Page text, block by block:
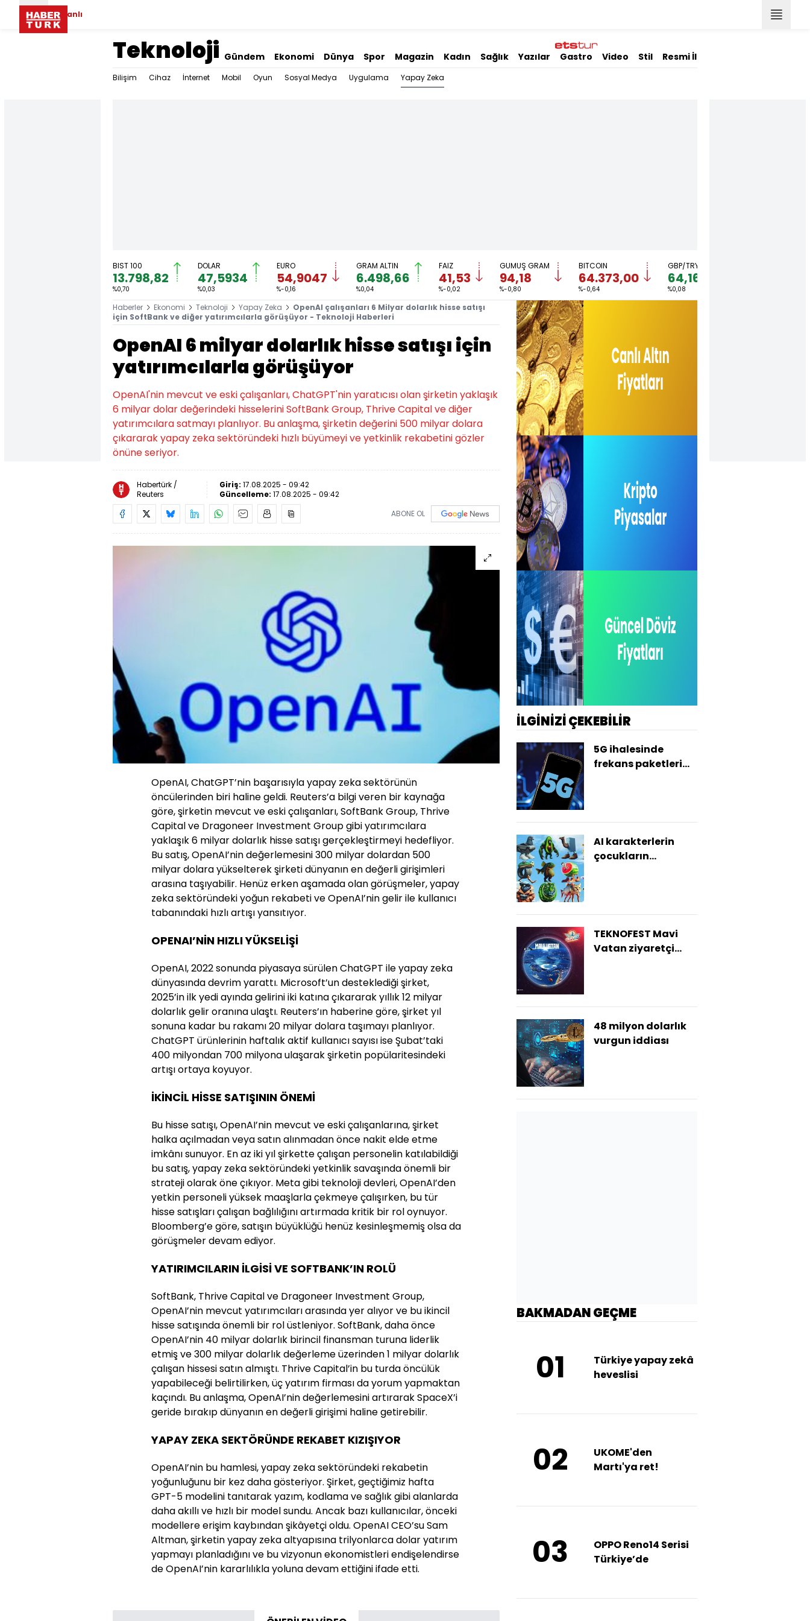
Canlı
Teknoloji Gündem Ekonomi Dünya Spor Magazin Kadın Sağlık Yazılar Gastro Video Stil Resmi İlanlar
Bilişim Cihaz İnternet Mobil Oyun Sosyal Medya Uygulama Yapay Zeka
BIST 100
13.798,82
%0,70
DOLAR
47,5934
%0,03
EURO
54,9047
%-0,16
GRAM ALTIN
6.498,66
%0,04
FAİZ
41,53
%-0,02
GÜMÜŞ GRAM
94,18
%-0,80
BITCOIN
64.373,00
%-0,64
GBP/TRY
64,1677
%0,08
Haberler Ekonomi Teknoloji Yapay Zeka
OpenAI çalışanları 6 Milyar dolarlık hisse satışı
için SoftBank ve diğer yatırımcılarla görüşüyor - Teknoloji Haberleri
OpenAI 6 milyar dolarlık hisse satışı için
yatırımcılarla görüşüyor
OpenAI'nin mevcut ve eski çalışanları, ChatGPT'nin yaratıcısı olan şirketin yaklaşık
6 milyar dolar değerindeki hisselerini SoftBank Group, Thrive Capital ve diğer
yatırımcılara satmayı planlıyor. Bu anlaşma, şirketin değerini 500 milyar dolara
çıkararak yapay zeka sektöründeki hızlı büyümeyi ve yetkinlik rekabetini gözler
önüne seriyor.
Habertürk /
Reuters
Giriş: 17.08.2025 - 09:42
Güncelleme: 17.08.2025 - 09:42
ABONE OL
OpenAI, ChatGPT’nin başarısıyla yapay zeka sektörünün
öncülerinden biri haline geldi. Reuters’a bilgi veren bir kaynağa
göre, şirketin mevcut ve eski çalışanları, SoftBank Group, Thrive
Capital ve Dragoneer Investment Group gibi yatırımcılara
yaklaşık 6 milyar dolarlık hisse satışı gerçekleştirmeyi hedefliyor.
Bu satış, OpenAI’nin değerlemesini 300 milyar dolardan 500
milyar dolara yükselterek şirketi dünyanın en değerli girişimleri
arasına taşıyabilir. Henüz erken aşamada olan görüşmeler, yapay
zeka sektöründeki yoğun rekabeti ve OpenAI’nin gelir ile kullanıcı
tabanındaki hızlı artışı yansıtıyor.
OPENAI’NİN HIZLI YÜKSELİŞİ
OpenAI, 2022 sonunda piyasaya sürülen ChatGPT ile yapay zeka
dünyasında devrim yarattı. Microsoft’un desteklediği şirket,
2025’in ilk yedi ayında gelirini iki katına çıkararak yıllık 12 milyar
dolarlık gelir oranına ulaştı. Reuters’ın haberine göre, şirket yıl
sonuna kadar bu rakamı 20 milyar dolara taşımayı planlıyor.
ChatGPT ürünlerinin haftalık aktif kullanıcı sayısı ise Şubat’taki
400 milyondan 700 milyona ulaşarak şirketin popülaritesindeki
artışı ortaya koyuyor.
İKİNCİL HİSSE SATIŞININ ÖNEMİ
Bu hisse satışı, OpenAI’nin mevcut ve eski çalışanlarına, şirket
halka açılmadan veya satın alınmadan önce nakit elde etme
imkânı sunuyor. En az iki yıl şirkette çalışan personelin katılabildiği
bu satış, yapay zeka sektöründeki yetkinlik savaşında önemli bir
strateji olarak öne çıkıyor. Meta gibi teknoloji devleri, OpenAI’den
yetkin personeli yüksek maaşlarla çekmeye çalışırken, bu tür
hisse satışları çalışan bağlılığını artırmada kritik bir rol oynuyor.
Bloomberg’e göre, satışın büyüklüğü henüz kesinleşmemiş olsa da
görüşmeler devam ediyor.
YATIRIMCILARIN İLGİSİ VE SOFTBANK’IN ROLÜ
SoftBank, Thrive Capital ve Dragoneer Investment Group,
OpenAI’nin mevcut yatırımcıları arasında yer alıyor ve bu ikincil
hisse satışında önemli bir rol üstleniyor. SoftBank, daha önce
OpenAI’nin 40 milyar dolarlık birincil finansman turuna liderlik
etmiş ve 300 milyar dolarlık değerleme üzerinden 1 milyar dolarlık
çalışan hissesi satın almıştı. Thrive Capital’in bu turda öncülük
yapabileceği belirtilirken, üç yatırım firması da yorum yapmaktan
kaçındı. Bu anlaşma, OpenAI’nin değerlemesini artırarak SpaceX’i
geride bırakıp dünyanın en değerli girişimi haline getirebilir.
YAPAY ZEKA SEKTÖRÜNDE REKABET KIZIŞIYOR
OpenAI’nin bu hamlesi, yapay zeka sektöründeki rekabetin
yoğunluğunu bir kez daha gösteriyor. Şirket, geçtiğimiz hafta
GPT-5 modelini tanıtarak yazım, kodlama ve sağlık gibi alanlarda
daha akıllı ve hızlı bir model sundu. Ancak bazı kullanıcılar, önceki
modellere erişim kaybından şikâyetçi oldu. OpenAI CEO’su Sam
Altman, şirketin yapay zeka altyapısına trilyonlarca dolar yatırım
yapmayı planladığını ve bu vizyonun ekonomistleri endişelendirse
de OpenAI’nin kararlılıkla yoluna devam ettiğini ifade etti.
İLGİNİZİ ÇEKEBİLİR
5G ihalesinde
frekans paketleri
AI karakterlerin
çocukların
TEKNOFEST Mavi
Vatan ziyaretçi
48 milyon dolarlık
vurgun iddiası
BAKMADAN GEÇME
01
Türkiye yapay zekâ
heveslisi
02
UKOME'den
Martı'ya ret!
03
OPPO Reno14 Serisi
Türkiye’de